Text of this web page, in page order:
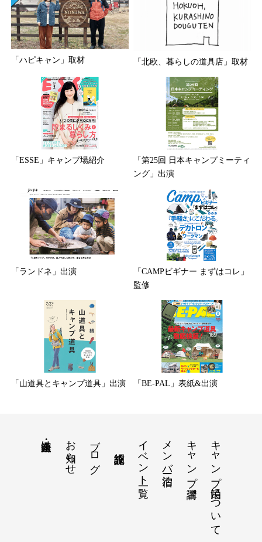
「ハピキャン」取材 「北欧、暮らしの道具店」取材
「ESSE」キャンプ場紹介
「第25回 日本キャンプミーティ
ング」出演
「ランドネ」出演
「CAMPビギナー まずはコレ」
監修
「山道具とキャンプ道具」出演 「BE-PAL」表紙&出演
キャンプ民泊について
キャンプ講習
メンバー宿泊
イベント一覧
ブログ
お知らせ
法人・企業向け